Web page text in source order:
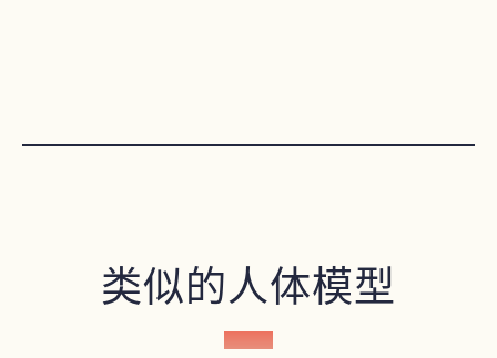
类似的人体模型